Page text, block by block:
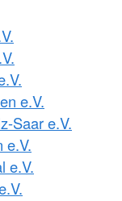
e.V.
Saar e.V.
e.V.
e.V.